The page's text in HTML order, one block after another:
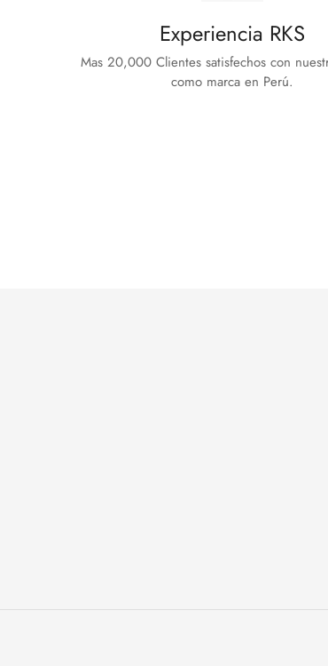
Experiencia RKS
Mas 20,000 Clientes satisfechos con
como marca en Perú.